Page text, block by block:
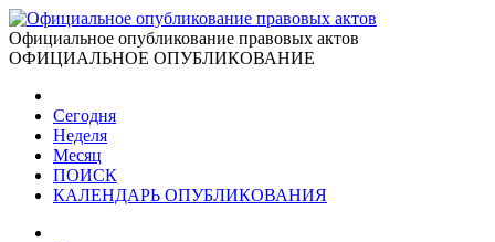
Официальное опубликование правовых актов
ОФИЦИАЛЬНОЕ ОПУБЛИКОВАНИЕ
Сегодня
Неделя
Месяц
ПОИСК
КАЛЕНДАРЬ ОПУБЛИКОВАНИЯ